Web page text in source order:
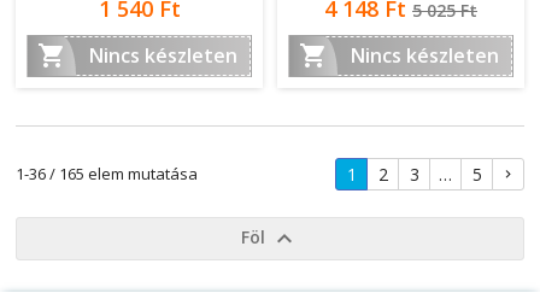
Ár
1 540 Ft

Nincs készleten
Ár
4 148 Ft Normál
ár
5 025 Ft
 Nincs készleten
1-36 / 165 elem mutatása 1 2 3 … 5 
Föl 